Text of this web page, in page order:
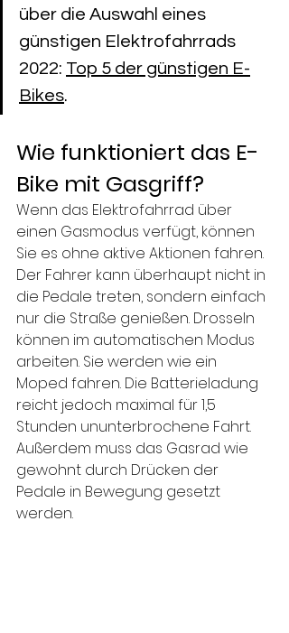
über die Auswahl eines
günstigen Elektrofahrrads
2022: Top 5 der günstigen E-
Bikes.
Wie funktioniert das E-
Bike mit Gasgriff?
Wenn das Elektrofahrrad über
einen Gasmodus verfügt, können
Sie es ohne aktive Aktionen fahren.
Der Fahrer kann überhaupt nicht in
die Pedale treten, sondern einfach
nur die Straße genießen. Drosseln
können im automatischen Modus
arbeiten. Sie werden wie ein
Moped fahren. Die Batterieladung
reicht jedoch maximal für 1,5
Stunden ununterbrochene Fahrt.
Außerdem muss das Gasrad wie
gewohnt durch Drücken der
Pedale in Bewegung gesetzt
werden.